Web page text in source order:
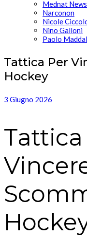
Mednat News
Narconon
Nicole
Nino Galloni
Paolo
Tattica Per
Hockey
3 Giugno 2026